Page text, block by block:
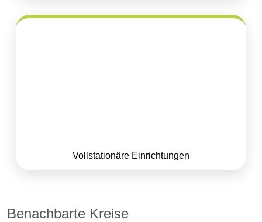
Vollstationäre Einrichtungen
Benachbarte Kreise